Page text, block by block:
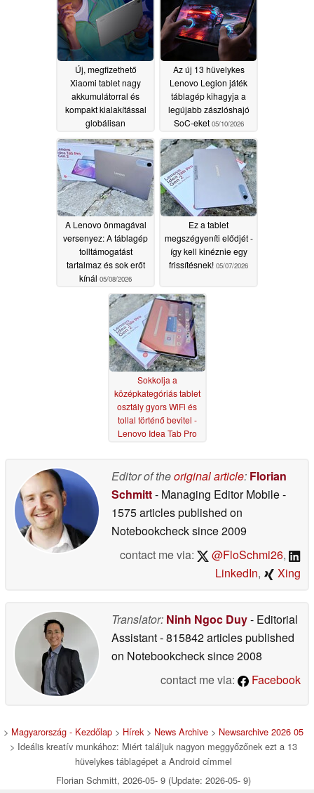
Új, megfizethető
Xiaomi tablet nagy
akkumulátorral és
kompakt kialakítással
globálisan
05/10/2026
Az új 13 hüvelykes
Lenovo Legion játék
táblagép kihagyja a
legújabb zászlóshajó
SoC-eket 05/10/2026
A Lenovo önmagával
versenyez: A táblagép
tolltámogatást
tartalmaz és sok erőt
kínál 05/08/2026
Ez a tablet
megszégyeníti elődjét -
így kell kinéznie egy
frissítésnek! 05/07/2026
Sokkolja a
középkategóriás tablet
osztály gyors WiFi és
tollal történő bevitel -
Lenovo Idea Tab Pro
Editor of theoriginal article: Florian
Schmitt- Managing Editor Mobile-
1575 articles published on
Notebookchecksince 2009
contact me via:
@FloSchmi26,
LinkedIn, Xing
Translator: Ninh Ngoc Duy- Editorial
Assistant- 815842 articles published
on Notebookchecksince 2008
contact me via:
Facebook
> Magyarország - Kezdőlap > Hírek> News Archive > Newsarchive 2026 05
> Ideális kreatív munkához: Miért találjuk nagyon meggyőzőnek ezt a 13
hüvelykes táblagépet a Android címmel
Florian Schmitt, 2026-05- 9 (Update: 2026-05- 9)